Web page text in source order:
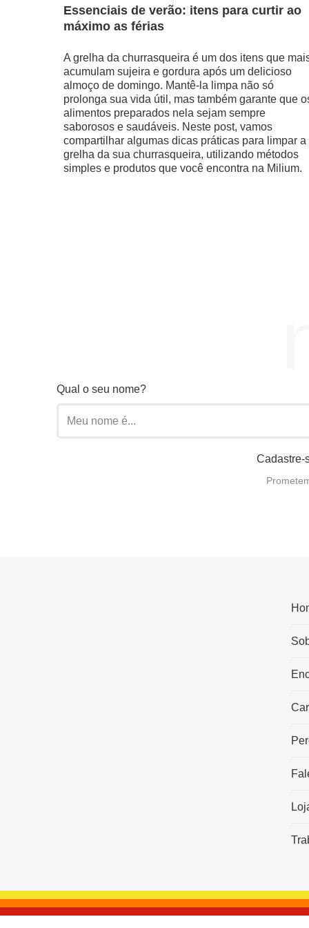
Essenciais de verão: itens para curtir ao
máximo as férias
A grelha da churrasqueira é um dos itens que
acumulam sujeira e gordura após um delicioso
almoço de domingo. Mantê-la limpa não só
prolonga sua vida útil, mas também garante que
alimentos preparados nela sejam sempre
saborosos e saudáveis. Neste post, vamos
compartilhar algumas dicas práticas para limpar a
grelha da sua churrasqueira, utilizando métodos
simples e produtos que você encontra na Milium.
Qual o seu nome?
Cadastre-